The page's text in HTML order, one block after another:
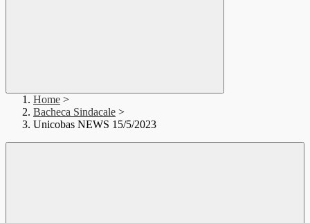
Home >
Bacheca Sindacale >
Unicobas NEWS 15/5/2023